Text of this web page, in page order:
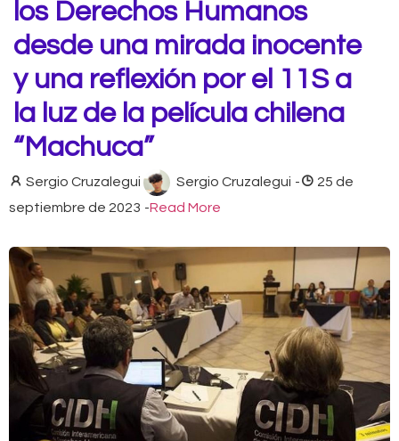
los Derechos Humanos
desde una mirada inocente
y una reflexión por el 11S a
la luz de la película chilena
“Machuca”
Sergio Cruzalegui Sergio Cruzalegui -
25 de
septiembre de 2023 -Read More